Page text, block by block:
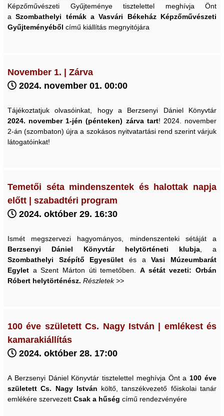
Képzőművészeti Gyűjteménye tisztelettel meghívja Önt
aSzombathelyi témák a Vasvári Békeház Képzőművészeti
Gyűjteményéből című kiállítás megnyitójára
November 1. | Zárva
2024. november 01. 00:00
Tájékoztatjuk olvasóinkat, hogy a Berzsenyi Dániel Könyvtár
2024. november 1-jén (pénteken) zárva tart! 2024. november
2-án (szombaton) újra a szokásos nyitvatartási rend szerint várjuk
látogatóinkat!
Temetői séta mindenszentek és halottak napja
előtt | szabadtéri program
2024. október 29. 16:30
Ismét megszervezi hagyományos, mindenszenteki sétáját a
Berzsenyi Dániel Könyvtár helytörténeti klubja, a
Szombathelyi Szépítő Egyesület és aVasi Múzeumbarát
Egylet a Szent Márton úti temetőben.A sétát vezeti: Orbán
Róbert helytörténész. Részletek >>
100 éve született Cs. Nagy István | emlékest és
kamarakiállítás
2024. október 28. 17:00
A Berzsenyi Dániel Könyvtár tisztelettel meghívja Önt a 100 éve
született Cs. Nagy István költő, tanszékvezető főiskolai tanár
emlékére szervezett Csak a hűség című rendezvényére